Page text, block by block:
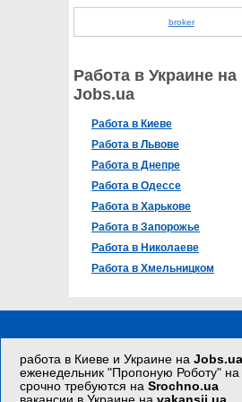
broker
Работа в Украине на
Jobs.ua
Работа в Киеве
Работа в Львове
Работа в Днепре
Работа в Одессе
Работа в Харькове
Работа в Запорожье
Работа в Николаеве
Работа в Хмельницком
работа в Киеве и Украине наJobs.ua
еженедельник "Пропоную Роботу" на
срочно требуются наSrochno.ua